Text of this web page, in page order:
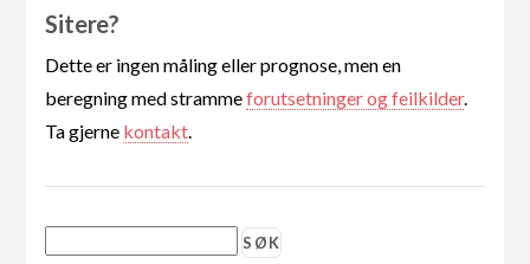
Sitere?
Dette er ingen måling eller prognose, men en
beregning med strammeforutsetninger og feilkilder.
Ta gjerne kontakt.